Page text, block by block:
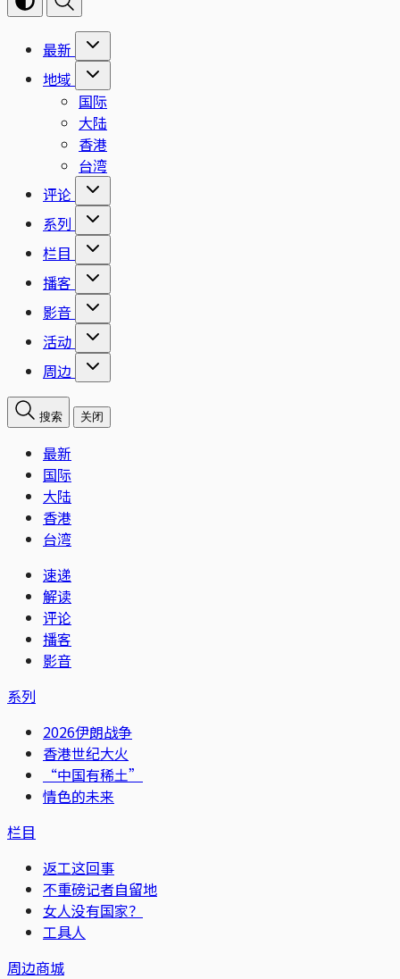
最新
地域
国际
大陆
香港
台湾
评论
系列
栏目
播客
影音
活动
周边
搜索 关闭
最新
国际
大陆
香港
台湾
速递
解读
评论
播客
影音
系列
2026伊朗战争
香港世纪大火
“中国有稀土”
情色的未来
栏目
返工这回事
不重磅记者自留地
女人没有国家？
工具人
周边商城